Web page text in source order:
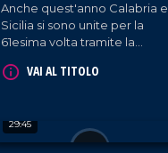
Anche quest'anno Calabria e
Sicilia si sono unite per la
61esima volta tramite la
storica gara che vede la
VAI AL TITOLO
29:45